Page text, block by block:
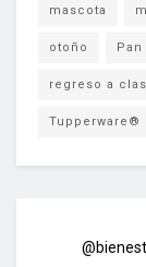
mascota
otoño
regreso a
Tupperware®